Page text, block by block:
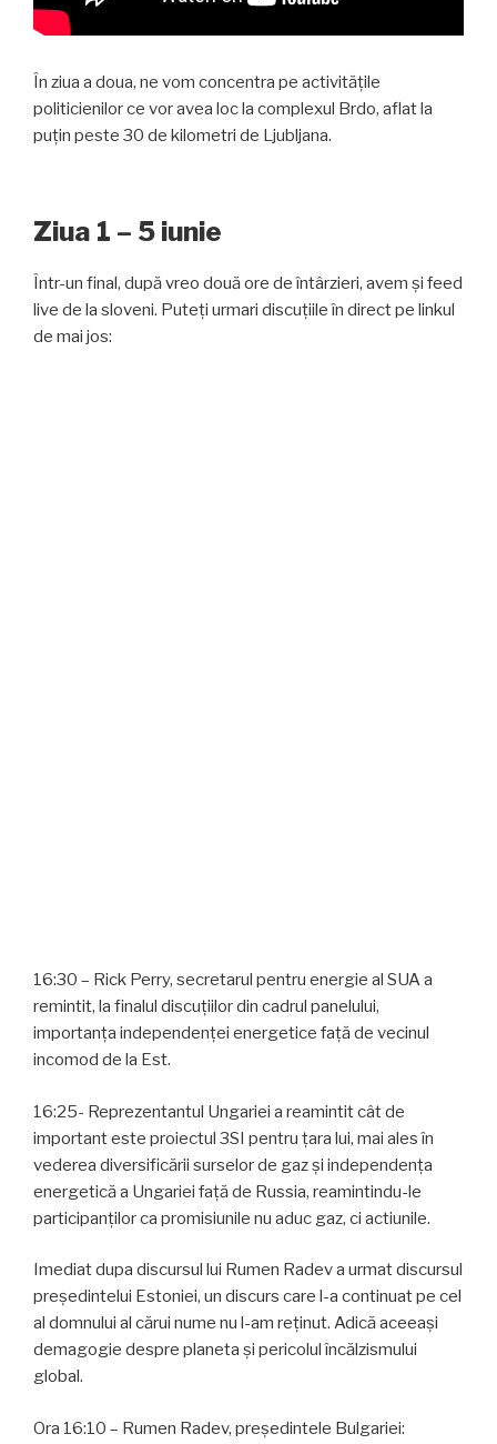
În ziua a doua, ne vom concentra pe activitățile
politicienilor ce vor avea loc la complexul Brdo, aflat la
puțin peste 30 de kilometri de Ljubljana.
Ziua 1 – 5 iunie
Într-un final, după vreo două ore de întârzieri, avem și feed
live de la sloveni. Puteți urmari discuțiile în direct pe linkul
de mai jos:
16:30 – Rick Perry, secretarul pentru energie al SUA a
remintit, la finalul discuțiilor din cadrul panelului,
importanța independenței energetice față de vecinul
incomod de la Est.
16:25- Reprezentantul Ungariei a reamintit cât de
important este proiectul 3SI pentru țara lui, mai ales în
vederea diversificării surselor de gaz și independența
energetică a Ungariei față de Russia, reamintindu-le
participanților ca promisiunile nu aduc gaz, ci actiunile.
Imediat dupa discursul lui Rumen Radev a urmat discursul
președintelui Estoniei, un discurs care l-a continuat pe cel
al domnului al cărui nume nu l-am reținut. Adică aceeași
demagogie despre planeta și pericolul încălzismului
global.
Ora 16:10 – Rumen Radev, președintele Bulgariei: